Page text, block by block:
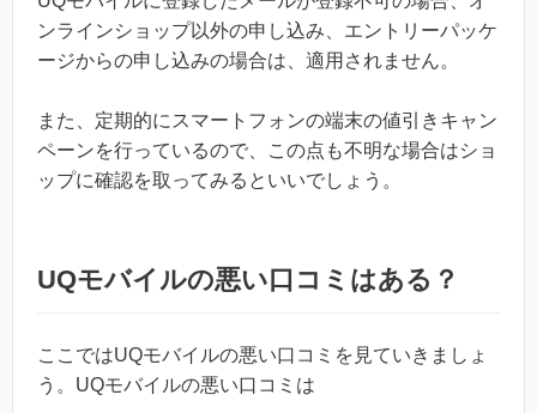
ンラインショップ以外の申し込み、エントリーパッケ
ージからの申し込みの場合は、適用されません。
また、定期的にスマートフォンの端末の値引きキャン
ペーンを行っているので、この点も不明な場合はショ
ップに確認を取ってみるといいでしょう。
UQモバイルの悪い口コミはある？
ここではUQモバイルの悪い口コミを見ていきましょ
う。UQモバイルの悪い口コミは